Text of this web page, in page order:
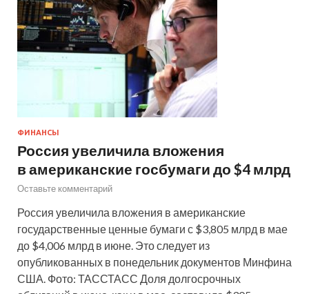
ФИНАНСЫ
Россия увеличила вложения
в американские госбумаги до $4 млрд
Оставьте комментарий
Россия увеличила вложения в американские
государственные ценные бумаги с $3,805 млрд в мае
до $4,006 млрд в июне. Это следует из
опубликованных в понедельник документов Минфина
США. Фото: ТАССТАСС Доля долгосрочных